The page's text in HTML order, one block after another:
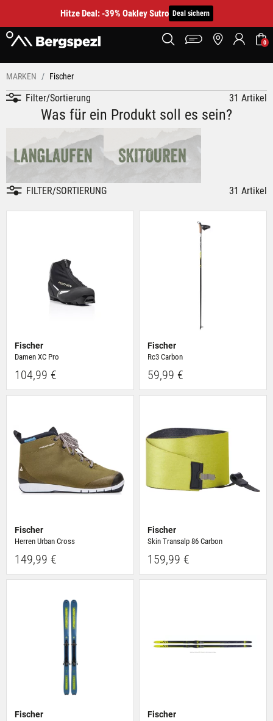
Hitze Deal: -39% Oakley Sutro Deal sichern
0
MARKEN Fischer
Filter/Sortierung 31 Artikel
Was für ein Produkt soll es sein?
FILTER/SORTIERUNG 31 Artikel
Fischer
Damen XC Pro
104,99 €
Fischer
Rc3 Carbon
59,99 €
Fischer
Herren Urban Cross
149,99 €
Fischer
Skin Transalp 86 Carbon
159,99 €
Fischer Fischer